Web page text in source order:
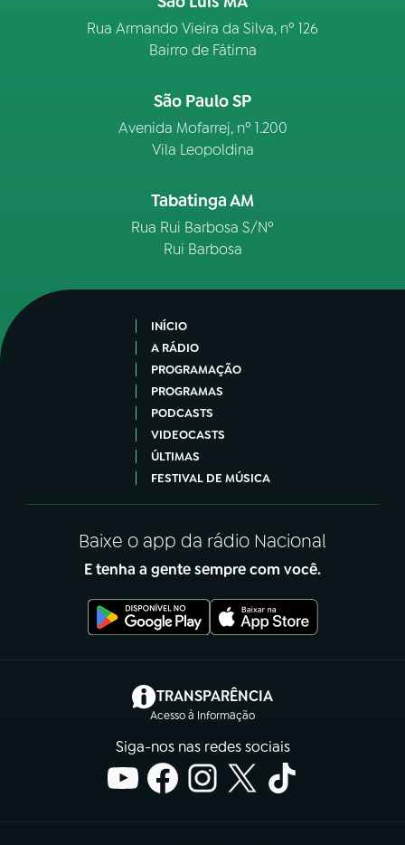
Rua Armando Vieira da Silva, nº 126
Bairro de Fátima
São Paulo SP
Avenida Mofarrej, nº 1.200
Vila Leopoldina
Tabatinga AM
Rua Rui Barbosa S/Nº
Rui Barbosa
INÍCIO
A RÁDIO
PROGRAMAÇÃO
PROGRAMAS
PODCASTS
VIDEOCASTS
ÚLTIMAS
FESTIVAL DE MÚSICA
Baixe o app da rádio Nacional
E tenha a gente sempre com você.
TRANSPARÊNCIA
Acesso à Informação
(abre em nova aba)
Siga-nos nas redes sociais